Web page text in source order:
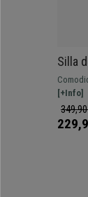
Silla
[+Info]